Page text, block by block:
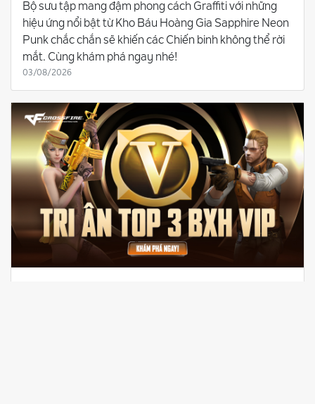
Bộ sưu tập mang đậm phong cách Graffiti với những
hiệu ứng nổi bật từ Kho Báu Hoàng Gia Sapphire Neon
Punk chắc chắn sẽ khiến các Chiến binh không thể rời
mắt. Cùng khám phá ngay nhé!
03/08/2026